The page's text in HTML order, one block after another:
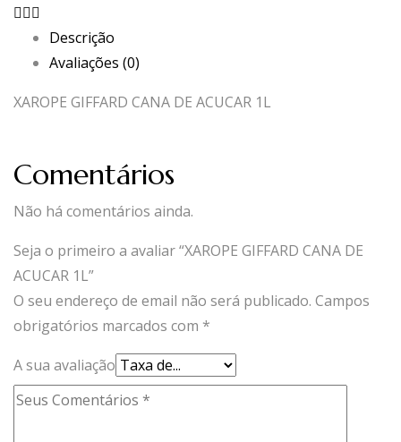
Descrição
Avaliações (0)
XAROPE GIFFARD CANA DE ACUCAR 1L
Comentários
Não há comentários ainda.
Seja o primeiro a avaliar “XAROPE GIFFARD CANA DE
ACUCAR 1L”
O seu endereço de email não será publicado. Campos
obrigatórios marcados com *
A sua avaliação